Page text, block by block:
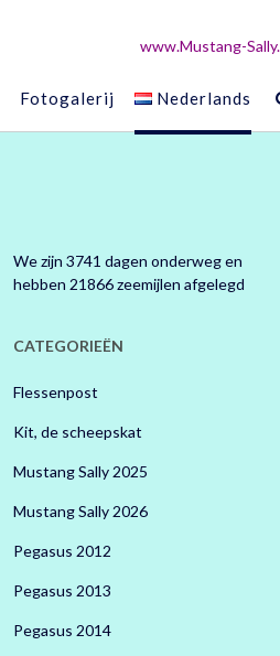
www.Mustang-
Fotogalerij Nederlands
We zijn 3741 dagen onderweg en
hebben 21866 zeemijlen afgelegd
CATEGORIEËN
Flessenpost
Kit, de scheepskat
Mustang Sally 2025
Mustang Sally 2026
Pegasus 2012
Pegasus 2013
Pegasus 2014